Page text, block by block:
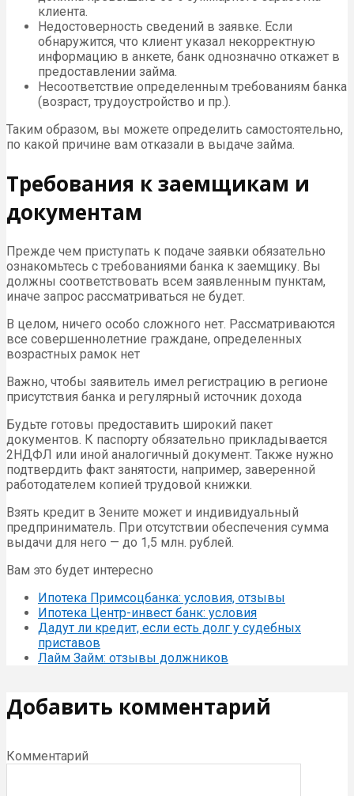
клиента.
Недостоверность сведений в заявке. Если
обнаружится, что клиент указал некорректную
информацию в анкете, банк однозначно откажет в
предоставлении займа.
Несоответствие определенным требованиям банка
(возраст, трудоустройство и пр.).
Таким образом, вы можете определить самостоятельно,
по какой причине вам отказали в выдаче займа.
Требования к заемщикам и
документам
Прежде чем приступать к подаче заявки обязательно
ознакомьтесь с требованиями банка к заемщику. Вы
должны соответствовать всем заявленным пунктам,
иначе запрос рассматриваться не будет.
В целом, ничего особо сложного нет. Рассматриваются
все совершеннолетние граждане, определенных
возрастных рамок нет
Важно, чтобы заявитель имел регистрацию в регионе
присутствия банка и регулярный источник дохода
Будьте готовы предоставить широкий пакет
документов. К паспорту обязательно прикладывается
2НДФЛ или иной аналогичный документ. Также нужно
подтвердить факт занятости, например, заверенной
работодателем копией трудовой книжки.
Взять кредит в Зените может и индивидуальный
предприниматель. При отсутствии обеспечения сумма
выдачи для него — до 1,5 млн. рублей.
Вам это будет интересно
Ипотека Примсоцбанка: условия, отзывы
Ипотека Центр-инвест банк: условия
Дадут ли кредит, если есть долг у судебных
приставов
Лайм Займ: отзывы должников
Добавить комментарий
Комментарий